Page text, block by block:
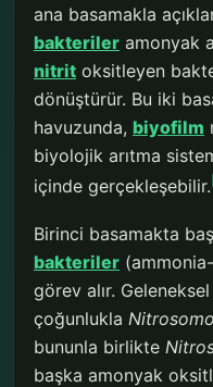
ana basamakla
bakteriler amonyak
nitrit oksitleyen
dönüştürür. Bu iki
havuzunda, biyofilm
biyolojik arıtma
içinde gerçekleşebilir.
Birinci basamakta
bakteriler
görev alır.
çoğunlukla
bununla birlikte
başka amonyak